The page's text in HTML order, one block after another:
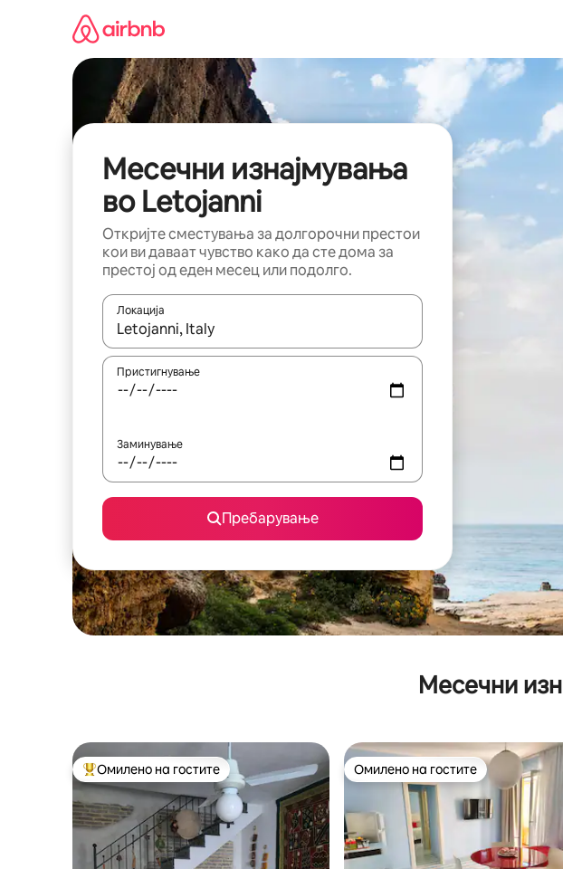
Месечни изнајмувања
во Letojanni
Откријте сместувања за долгорочни престои
кои ви даваат чувство како да сте дома за
престој од еден месец или подолго.
Локација
Кога резултатите се достапни, движете се со копчињата со стрелки
Пристигнување
Заминување
Пребарување
Месечни
Меѓу најуспешните „Омилени на гостите“
Омилено на гостите Омилено на гостите
Омилено на гостите